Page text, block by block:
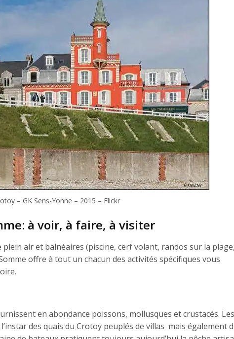
– GK Sens-Yonne – 2015 – Flickr
à voir, à faire, à visiter
air et balnéaires (piscine, cerf volant, randos sur la
offre à tout un chacun des activités spécifiques vous
en abondance poissons, mollusques et crustacés. Les
des quais du Crotoy peuplés de villas mais également